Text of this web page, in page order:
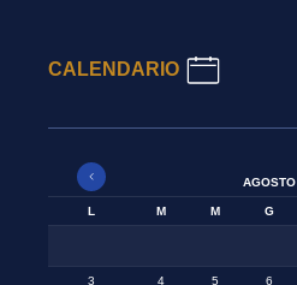
CALENDARIO
AGOSTO
L M M G
3 4 5 6